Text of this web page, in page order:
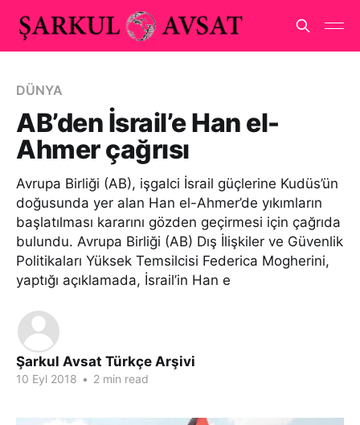
DÜNYA
AB’den İsrail’e Han el-
Ahmer çağrısı
Avrupa Birliği (AB), işgalci İsrail güçlerine Kudüs’ün
doğusunda yer alan Han el-Ahmer’de yıkımların
başlatılması kararını gözden geçirmesi için çağrıda
bulundu. Avrupa Birliği (AB) Dış İlişkiler ve Güvenlik
Politikaları Yüksek Temsilcisi Federica Mogherini,
yaptığı açıklamada, İsrail’in Han e
Şarkul Avsat Türkçe Arşivi
10 Eyl 2018 • 2 min read